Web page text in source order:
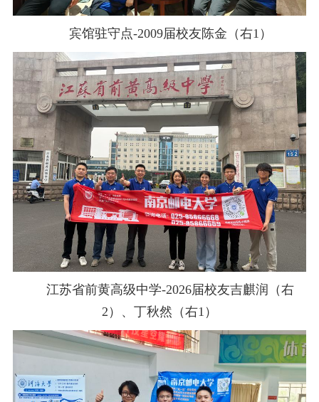
宾馆驻守点-2009届校友陈金（右1 ）
江苏省前黄高级中学-2026届校友吉麒润（右
2 ）、丁秋然（右1 ）